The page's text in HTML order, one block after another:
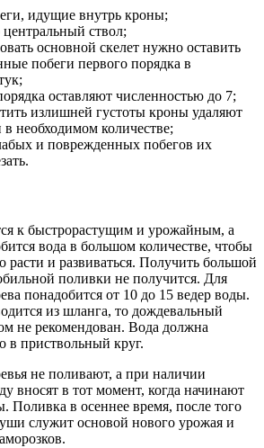
идущие внутрь кроны;
центральный ствол;
основной скелет нужно оставить
побеги первого порядка в
оставляют численностью до 7;
излишней густоты кроны удаляют
в необходимом количестве;
и поврежденных побегов их
к быстрорастущим и урожайным, а
вода в большом количестве, чтобы
расти и развиваться. Получить большой
поливки не получится. Для
понадобится от 10 до 15 ведер воды.
из шланга, то дождевальный
не рекомендован. Вода должна
в приствольный круг.
не поливают, а при наличии
вносят в тот момент, когда начинают
Поливка в осеннее время, после того
служит основой нового урожая и